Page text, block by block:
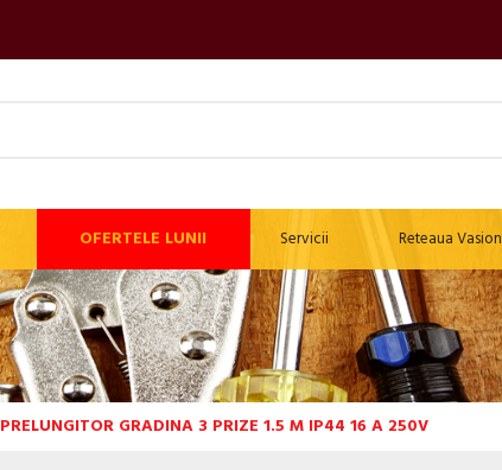
OFERTELE LUNII Servicii Reteaua Vasion
PRELUNGITOR GRADINA 3 PRIZE 1.5 M IP44 16 A 250V